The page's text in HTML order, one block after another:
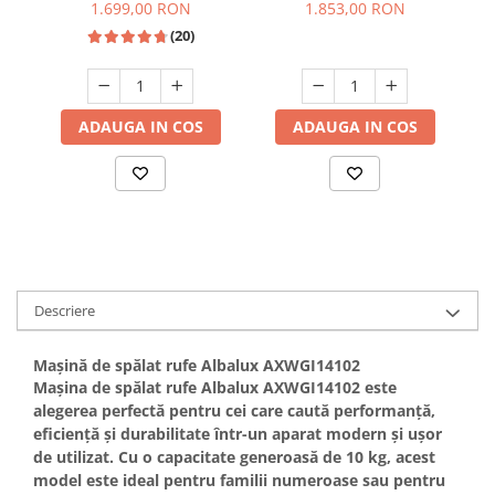
Hote bucatarie
Hote cupolare
Hote decorative
Hote incorporabile
Accesorii masini de spalat &
Masini automate de spalat rufe
Masini de spalat rufe cu uscator
Masini de spalat rufe verticale
Uscatoare de rufe
Masini de spalat vase
inverter, display digital,
Alb, HEINNER
1.699,00 RON
(20)
ADAUGA IN COS
display color, clasa A, Gri
1.853,00 RON
ADAUGA IN COS
Descriere
Mașină de spălat rufe Albalux AXWGI14102
Mașina de spălat rufe Albalux AXWGI14102 este
alegerea perfectă pentru cei care caută performanță,
eficiență și durabilitate într-un aparat modern și ușor
de utilizat. Cu o capacitate generoasă de 10 kg, acest
model este ideal pentru familii numeroase sau pentru